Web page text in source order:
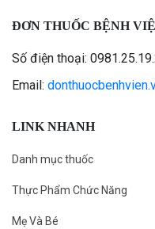
ĐƠN THUỐC BỆNH
Số điện thoại:
Email:
LINK NHANH
Danh mục thuốc
Thực Phẩm Chức Năng
Mẹ Và Bé